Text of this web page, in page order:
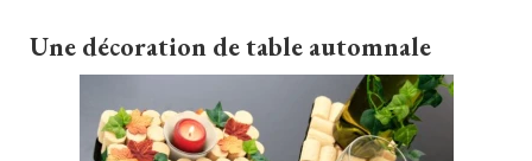
Une décoration de table automnale